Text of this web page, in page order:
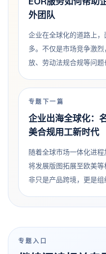
外团队
企业在全球化的道路上
多。不仅是市场竞争激
放、劳动法规合规等问
容易陷入法律风险或管
EOR（Employer of
为企业的“安全网”，帮助
法发薪，并让团队高效运
专题下一篇
企业出海全球化：
美合规用工新时代
随着全球市场一体化进
将发展版图拓展至欧美等
非只是产品跨境，更是组
和管理本地人才，成为
专题入口